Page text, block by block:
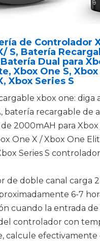
de Controlador
S, Batería
Dual para
Xbox One S, Xbox
Xbox Series S
xbox one: diga
batería recargable de
2000mAH para
One X / Xbox One
Series S
de doble canal carga 2
6-7
cuando la entrada de
controlador con
calcule efectivamente